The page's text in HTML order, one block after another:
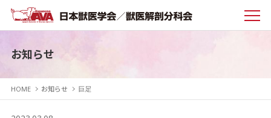
お知らせ
HOME お知らせ 巨足